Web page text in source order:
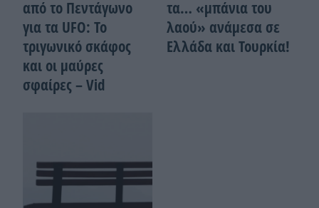
από το Πεντάγωνο
για τα UFO: Το
τριγωνικό σκάφος
και οι μαύρες
σφαίρες – Vid
τα… «μπάνια του
λαού» ανάμεσα σε
Ελλάδα και Τουρκία!